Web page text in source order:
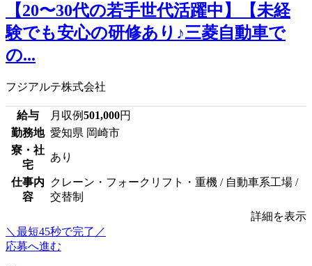
【20〜30代の若手世代活躍中】【未経
験でも安心の研修あり♪三菱自動車で
の...
フジアルテ株式会社
給与 月収例501,000円
勤務地 愛知県 岡崎市
寮・社
宅
あり
仕事内
容
クレーン・フォークリフト・重機 / 自動車系工場 /
交替制
詳細を表示
＼最短45秒で完了／
応募へ進む